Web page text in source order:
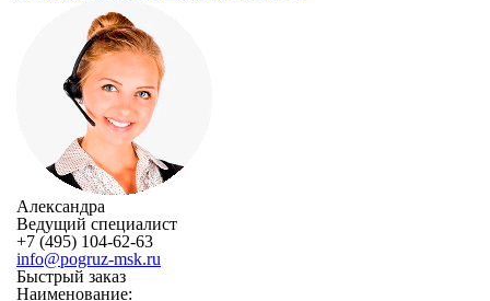
Александра
Ведущий специалист
+7 (495) 104-62-63
info@pogruz-msk.ru
Быстрый заказ
Наименование: